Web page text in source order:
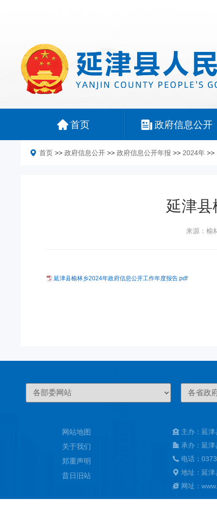
首页 政府信息公开
首页 >> 政府信息公开 >> 政府信息公开年报 >> 2024年 >>
延津
来源：榆
延津县榆林乡2024年政府信息公开工作年度报告.pdf
网站地图
关于我们
郑重声明
昔日旧站
主办：延
承办：延
电话：
地址：延
网址：